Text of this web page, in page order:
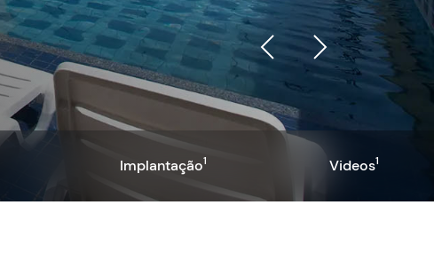
Implantação1 Videos1